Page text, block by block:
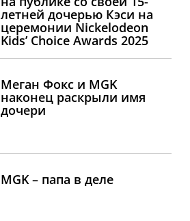
летней дочерью Кэси на
церемонии Nickelodeon
Kids’ Choice Awards 2025
Меган Фокс и MGK
наконец раскрыли имя
дочери
MGK – папа в деле